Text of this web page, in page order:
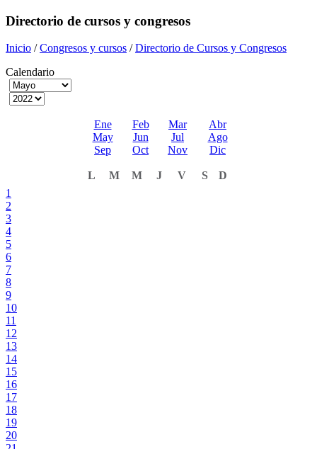
Directorio de cursos y congresos
Inicio /Congresos y cursos /Directorio de Cursos y Congresos
Calendario
Ene Feb Mar
Abr
May
Jun Jul
Ago
Sep
Oct Nov Dic
L M M J V S
D
1
2
3
4
5
6
7
8
9
10
11
12
13
14
15
16
17
18
19
20